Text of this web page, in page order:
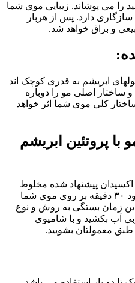
را می پوشاند. زیبایی موی شما
سازگاری دارد. پس از هربار
و براق خواهد شد.
:
ابریشم به قدری کوچک اند
ساختار اصلی مو را دوباره
کلی موی شما اثر خواهد
با پروتئین ابریشم
اکسیدان پیشنهاد شده مخلوط
کنید. بگذارید این محلول حدود ۳۰ دقیقه بر روی موی شما
زمان بستگی به روش و نوع
آب بکشید و با شامپوی
معمولتان بشویید.